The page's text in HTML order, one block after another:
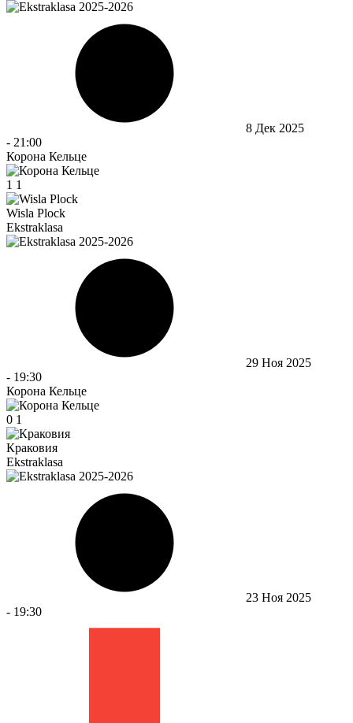
8 Дек 2025
- 21:00
Корона Кельце
1 1
Wisla Plock
Ekstraklasa
29 Ноя 2025
- 19:30
Корона Кельце
0 1
Краковия
Ekstraklasa
23 Ноя 2025
- 19:30